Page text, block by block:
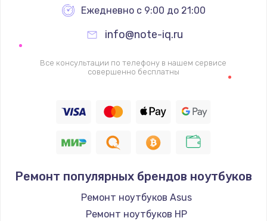
Ежедневно с 9:00 до 21:00
info@note-iq.ru
Все консультации по телефону в нашем сервисе
совершенно бесплатны
Ремонт популярных брендов ноутбуков
Ремонт ноутбуков Asus
Ремонт ноутбуков HP